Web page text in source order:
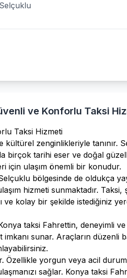
Selçuklu
ve Konforlu Taksi
Taksi Hizmeti
zenginlikleriyle tanınır.
birçok tarihi eser ve doğal
için ulaşım önemli bir konudur.
bölgesinde de oldukça
hizmeti sunmaktadır. Taksi,
ve kolay bir şekilde istediğiniz
taksi Fahrettin, deneyimli ve
sunar. Araçların düzenli
Özellikle yorgun veya acil
sağlar. Konya taksi